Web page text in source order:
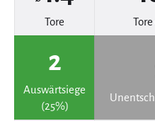
Tore
2
Auswärtsiege
(25%)